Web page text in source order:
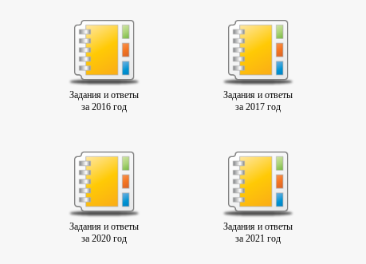
Задания и ответы
за 2016 год
Задания и ответы
за 2017 год
Задания и ответы
за 2020 год
Задания и ответы
за 2021 год